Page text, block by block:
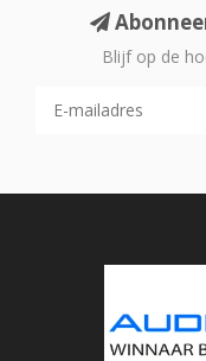
Blijf op de